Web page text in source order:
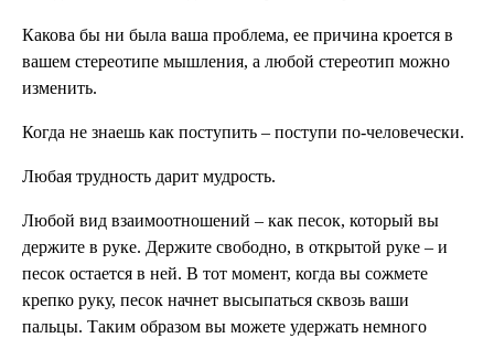
Какова бы ни была ваша проблема, ее причина кроется в
вашем стереотипе мышления, а любой стереотип можно
изменить.
Когда не знаешь как поступить – поступи по-человечески.
Любая трудность дарит мудрость.
Любой вид взаимоотношений – как песок, который вы
держите в руке. Держите свободно, в открытой руке – и
песок остается в ней. В тот момент, когда вы сожмете
крепко руку, песок начнет высыпаться сквозь ваши
пальцы. Таким образом вы можете удержать немного